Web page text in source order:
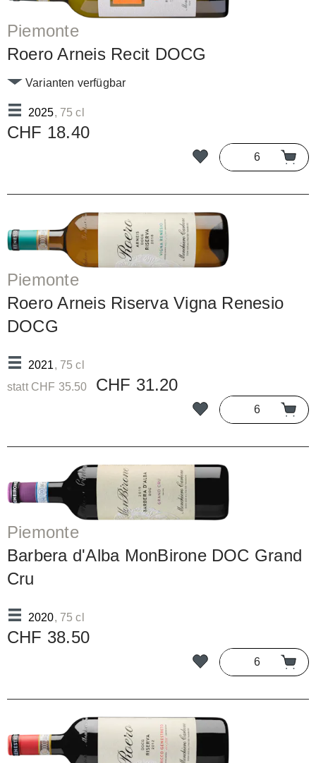
Piemonte
Roero Arneis Recit DOCG
2025, 75 cl
Varianten verfügbar
CHF 18.40
Piemonte
Roero Arneis Riserva Vigna Renesio
DOCG
2021, 75 cl
statt CHF 35.50
CHF 31.20
Piemonte
Barbera d'Alba MonBirone DOC Grand
Cru
2020, 75 cl
CHF 38.50